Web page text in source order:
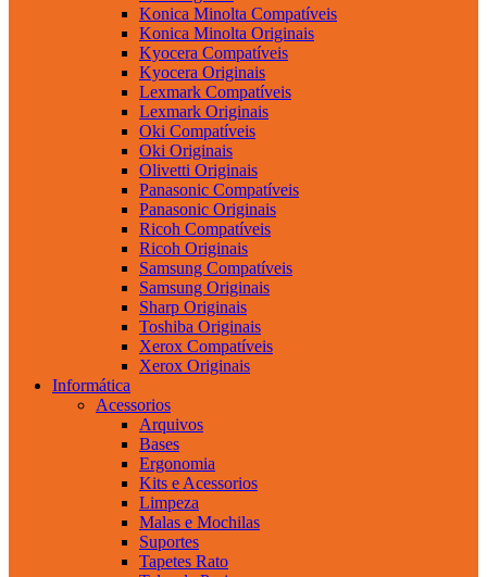
Konica Minolta Compatíveis
Konica Minolta Originais
Kyocera Compatíveis
Kyocera Originais
Lexmark Compatíveis
Lexmark Originais
Oki Compatíveis
Oki Originais
Olivetti Originais
Panasonic Compatíveis
Panasonic Originais
Ricoh Compatíveis
Ricoh Originais
Samsung Compatíveis
Samsung Originais
Sharp Originais
Toshiba Originais
Xerox Compatíveis
Xerox Originais
Informática
Acessorios
Arquivos
Bases
Ergonomia
Kits e Acessorios
Limpeza
Malas e Mochilas
Suportes
Tapetes Rato